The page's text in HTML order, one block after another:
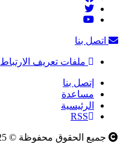
اتصل بنا
ملفات تعريف الارتباط
إتصل بنا
مساعدة
الرئيسية
RSS
جميع الحقوق محفوظة © 2025